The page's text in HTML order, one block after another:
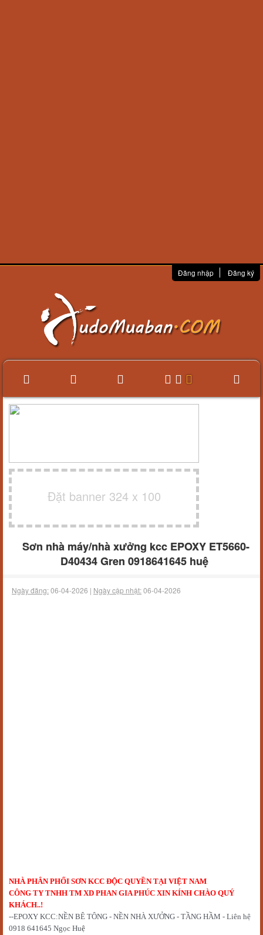
Đăng nhập Đăng ký
Đặt banner 324 x 100
Sơn nhà máy/nhà xưởng kcc EPOXY ET5660-
D40434 Gren 0918641645 huệ
Ngày đăng:06-04-2026 | Ngày cập nhật:06-04-2026
NHÀ PHÂN PHỐI SƠN KCC ĐỘC QUYỀN TẠI VIỆT NAM
CÔNG TY TNHH TM XD PHAN GIA PHÚC XIN KÍNH CHÀO QUÝ
KHÁCH..!
--EPOXY KCC:NỀN BÊ TÔNG - NỀN NHÀ XƯỞNG - TẦNG HẦM - Liên hệ
0918 641645 Ngọc Huệ